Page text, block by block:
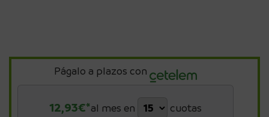
Págalo a plazos con
12,93€*al mes en cuotas